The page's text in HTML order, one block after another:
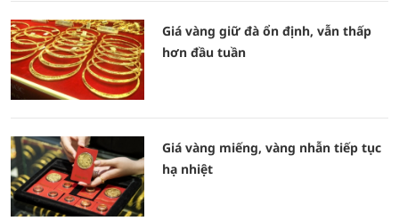
Giá vàng giữ đà ổn định, vẫn thấp
hơn đầu tuần
Giá vàng miếng, vàng nhẫn tiếp tục
hạ nhiệt